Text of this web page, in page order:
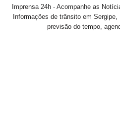
Imprensa 24h - Acompanhe as
Informações de trânsito em
previsão do tempo,